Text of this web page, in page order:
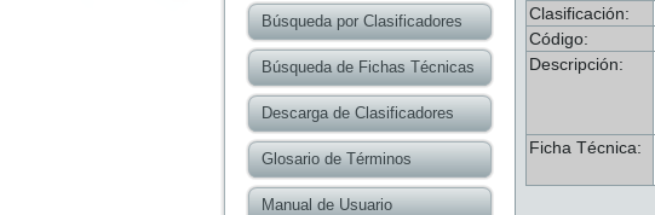
Búsqueda por Clasificadores
Búsqueda de Fichas Técnicas
Descarga de Clasificadores
Glosario de Términos
Manual de Usuario
Clasificación:
Código:
Descripción:
Ficha Técnica: